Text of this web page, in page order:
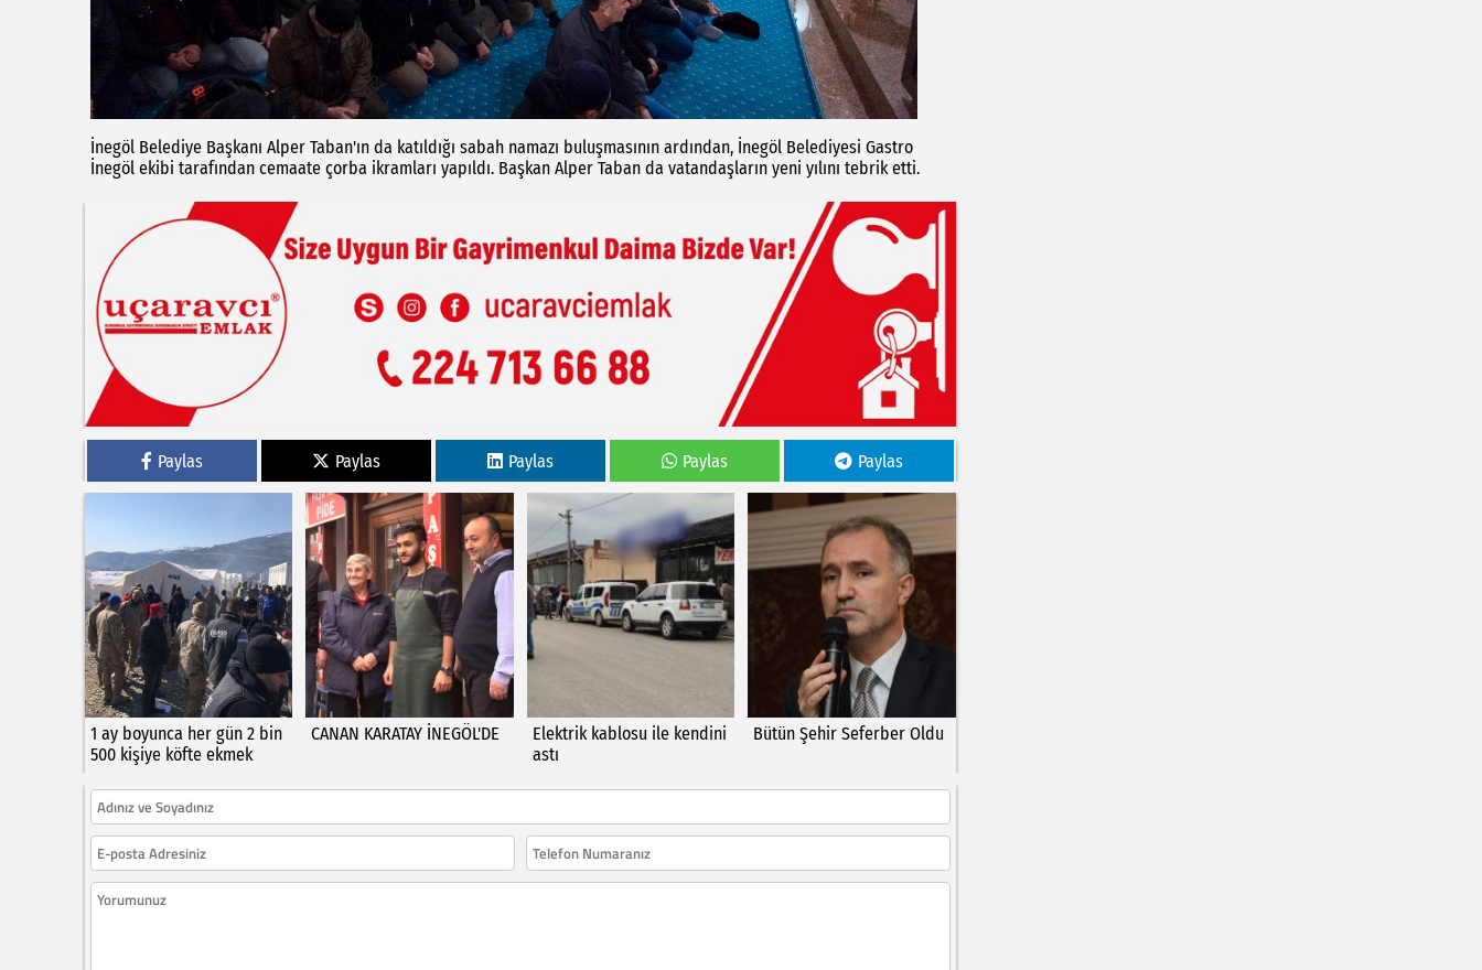
İnegöl Belediye Başkanı Alper Taban'ın da katıldığı sabah namazı buluşmasının ardından, İnegöl Belediyesi Gastro
İnegöl ekibi tarafından cemaate çorba ikramları yapıldı. Başkan Alper Taban da vatandaşların yeni yılını tebrik etti.
Paylas Paylas Paylas Paylas Paylas
1 ay boyunca her gün 2 bin
500 kişiye köfte ekmek
CANAN KARATAY İNEGÖL'DE
Elektrik kablosu ile kendini
astı
Bütün Şehir Seferber Oldu